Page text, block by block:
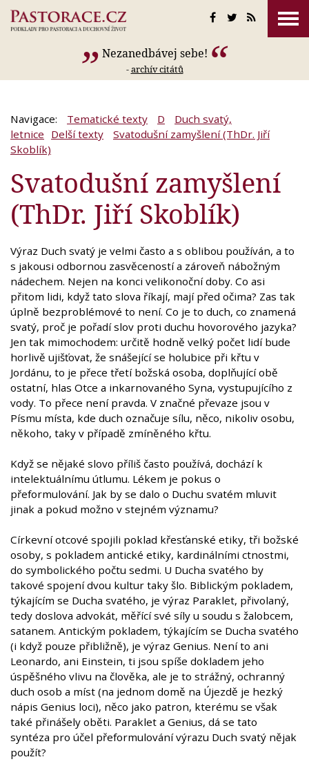
Nezanedbávej sebe!
-archív citátů
Navigace: Tematické texty D
Duch svatý,
letnice Delší texty
Svatodušní zamyšlení (ThDr. Jiří
Skoblík)
Svatodušní zamyšlení
(ThDr. Jiří Skoblík)
Výraz Duch svatý je velmi často a s oblibou používán, a to
s jakousi odbornou zasvěceností a zároveň nábožným
nádechem. Nejen na konci velikonoční doby. Co asi
přitom lidi, když tato slova říkají, mají před očima? Zas tak
úplně bezproblémové to není. Co je to duch, co znamená
svatý, proč je pořadí slov proti duchu hovorového jazyka?
Jen tak mimochodem: určitě hodně velký počet lidí bude
horlivě ujišťovat, že snášející se holubice při křtu v
Jordánu, to je přece třetí božská osoba, doplňující obě
ostatní, hlas Otce a inkarnovaného Syna, vystupujícího z
vody. To přece není pravda. V značné převaze jsou v
Písmu místa, kde duch označuje sílu, něco, nikoliv osobu,
někoho, taky v případě zmíněného křtu.
Když se nějaké slovo příliš často používá, dochází k
intelektuálnímu útlumu. Lékem je pokus o
přeformulování. Jak by se dalo o Duchu svatém mluvit
jinak a pokud možno v stejném významu?
Církevní otcové spojili poklad křesťanské etiky, tři božské
osoby, s pokladem antické etiky, kardinálními ctnostmi,
do symbolického počtu sedmi. U Ducha svatého by
takové spojení dvou kultur taky šlo. Biblickým pokladem,
týkajícím se Ducha svatého, je výraz Paraklet, přivolaný,
tedy doslova advokát, měřící své síly u soudu s žalobcem,
satanem. Antickým pokladem, týkajícím se Ducha svatého
(i když pouze přibližně), je výraz Genius. Není to ani
Leonardo, ani Einstein, ti jsou spíše dokladem jeho
úspěšného vlivu na člověka, ale je to strážný, ochranný
duch osob a míst (na jednom domě na Újezdě je hezký
nápis Genius loci), něco jako patron, kterému se však
také přinášely oběti. Paraklet a Genius, dá se tato
syntéza pro účel přeformulování výrazu Duch svatý nějak
použít?